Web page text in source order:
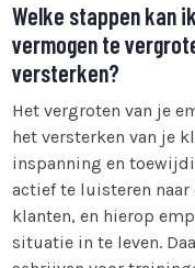
Welke stappen kan
vermogen te
versterken?
Het vergroten van je
het versterken van je
inspanning en
actief te luisteren naar
klanten, en hierop
situatie in te leven.